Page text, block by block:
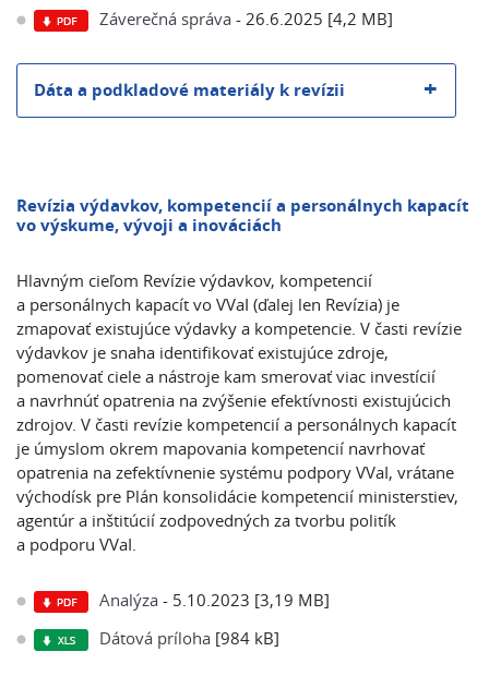
Záverečná správa - 26.6.2025 [4,2 MB]
Dáta a podkladové materiály k revízii
Revízia výdavkov, kompetencií a personálnych kapacít
vo výskume, vývoji a inováciách
Hlavným cieľom Revízie výdavkov, kompetencií
a personálnych kapacít vo VVaI (ďalej len Revízia) je
zmapovať existujúce výdavky a kompetencie. V časti revízie
výdavkov je snaha identifikovať existujúce zdroje,
pomenovať ciele a nástroje kam smerovať viac investícií
a navrhnúť opatrenia na zvýšenie efektívnosti existujúcich
zdrojov. V časti revízie kompetencií a personálnych kapacít
je úmyslom okrem mapovania kompetencií navrhovať
opatrenia na zefektívnenie systému podpory VVaI, vrátane
východísk pre Plán konsolidácie kompetencií ministerstiev,
agentúr a inštitúcií zodpovedných za tvorbu politík
a podporu VVaI.
Analýza - 5.10.2023 [3,19 MB]
Dátová príloha [984 kB]